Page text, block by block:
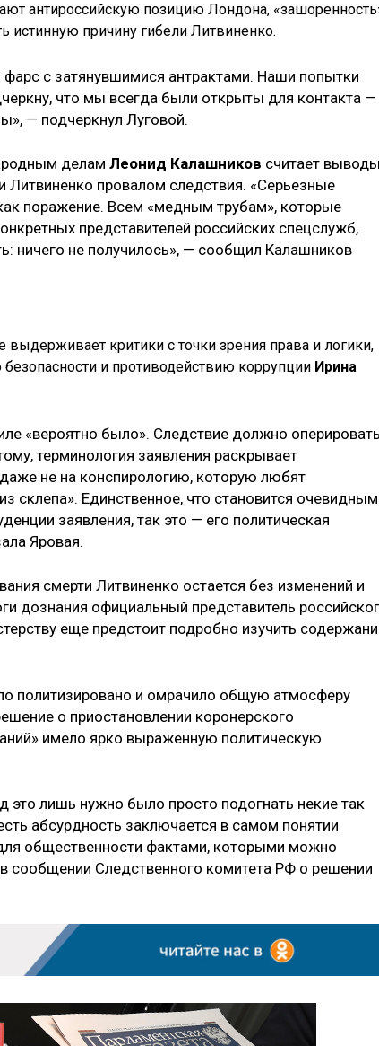
антироссийскую позицию Лондона,
истинную причину гибели Литвиненко.
фарс с затянувшимися антрактами. Наши попытки
что мы всегда были открыты для контакта —
— подчеркнул Луговой.
делам Леонид Калашников считает
Литвиненко провалом следствия. «Серьезные
поражение. Всем «медным трубам», которые
представителей российских спецслужб,
ничего не получилось», — сообщил Калашников
выдерживает критики с точки зрения права и логики,
и противодействию коррупции Ирина
«вероятно было». Следствие должно
терминология заявления раскрывает
не на конспирологию, которую любят
склепа». Единственное, что становится очевидным
заявления, так это — его политическая
Яровая.
смерти Литвиненко остается без изменений и
дознания официальный представитель
еще предстоит подробно изучить
политизировано и омрачило общую атмосферу
о приостановлении коронерского
имело ярко выраженную политическую
это лишь нужно было просто подогнать некие так
абсурдность заключается в самом понятии
общественности фактами, которыми можно
сообщении Следственного комитета РФ о решении